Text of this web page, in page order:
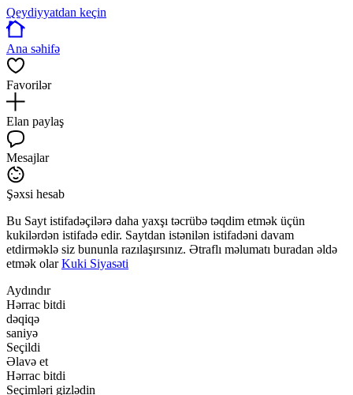
Qeydiyyatdan keçin
Ana səhifə
Favorilər
Elan paylaş
Mesajlar
Şəxsi hesab
Bu Sayt istifadəçilərə daha yaxşı təcrübə təqdim etmək üçün
kukilərdən istifadə edir. Saytdan istənilən istifadəni davam
etdirməklə siz bununla razılaşırsınız. Ətraflı məlumatı buradan əldə
etmək olarKuki Siyasəti
Aydındır
Hərrac bitdi
dəqiqə
saniyə
Seçildi
Əlavə et
Hərrac bitdi
Seçimləri gizlədin